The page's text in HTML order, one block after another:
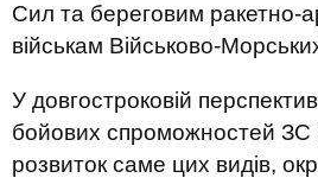
Сил та береговим ракетно-
військам Військово-
У довгостроковій
бойових спроможностей ЗС
розвиток саме цих видів,